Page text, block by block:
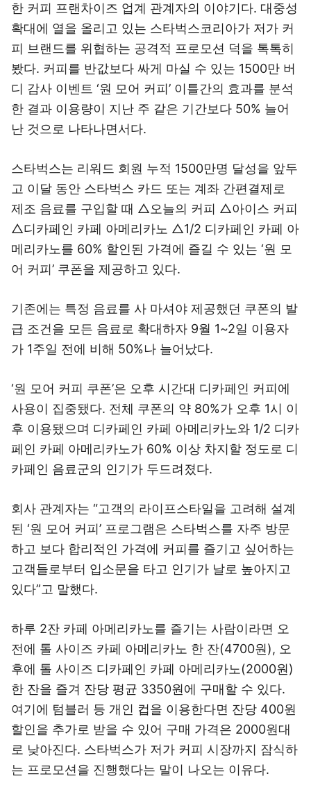
한 커피 프랜차이즈 업계 관계자의 이야기다. 대중성
확대에 열을 올리고 있는 스타벅스코리아가 저가 커
피 브랜드를 위협하는 공격적 프로모션 덕을 톡톡히
봤다. 커피를 반값보다 싸게 마실 수 있는 1500만 버
디 감사 이벤트 ‘원 모어 커피’ 이틀간의 효과를 분석
한 결과 이용량이 지난 주 같은 기간보다 50% 늘어
난 것으로 나타나면서다.
스타벅스는 리워드 회원 누적 1500만명 달성을 앞두
고 이달 동안 스타벅스 카드 또는 계좌 간편결제로
제조 음료를 구입할 때 △오늘의 커피 △아이스 커피
△디카페인 카페 아메리카노 △1/2 디카페인 카페 아
메리카노를 60% 할인된 가격에 즐길 수 있는 ‘원 모
어 커피’ 쿠폰을 제공하고 있다.
기존에는 특정 음료를 사 마셔야 제공했던 쿠폰의 발
급 조건을 모든 음료로 확대하자 9월 1~2일 이용자
가 1주일 전에 비해 50%나 늘어났다.
‘원 모어 커피 쿠폰’은 오후 시간대 디카페인 커피에
사용이 집중됐다. 전체 쿠폰의 약 80%가 오후 1시 이
후 이용됐으며 디카페인 카페 아메리카노와 1/2 디카
페인 카페 아메리카노가 60% 이상 차지할 정도로 디
카페인 음료군의 인기가 두드려졌다.
회사 관계자는 “고객의 라이프스타일을 고려해 설계
된 ‘원 모어 커피’ 프로그램은 스타벅스를 자주 방문
하고 보다 합리적인 가격에 커피를 즐기고 싶어하는
고객들로부터 입소문을 타고 인기가 날로 높아지고
있다”고 말했다.
하루 2잔 카페 아메리카노를 즐기는 사람이라면 오
전에 톨 사이즈 카페 아메리카노 한 잔(4700원), 오
후에 톨 사이즈 디카페인 카페 아메리카노(2000원)
한 잔을 즐겨 잔당 평균 3350원에 구매할 수 있다.
여기에 텀블러 등 개인 컵을 이용한다면 잔당 400원
할인을 추가로 받을 수 있어 구매 가격은 2000원대
로 낮아진다. 스타벅스가 저가 커피 시장까지 잠식하
는 프로모션을 진행했다는 말이 나오는 이유다.